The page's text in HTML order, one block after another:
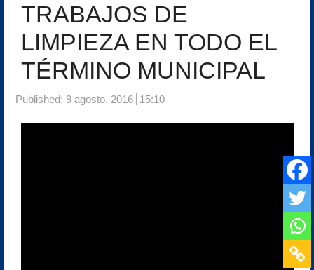
TRABAJOS DE
LIMPIEZA EN TODO EL
TÉRMINO MUNICIPAL
Published: 9 agosto, 2016 15:10